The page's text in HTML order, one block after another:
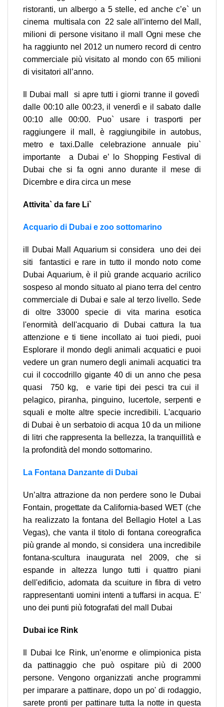
ristoranti, un albergo a 5 stelle, ed anche c’e` un
cinema multisala con 22 sale all’interno del Mall,
milioni di persone visitano il mall Ogni mese che
ha raggiunto nel 2012 un numero record di centro
commerciale più visitato al mondo con 65 milioni
di visitatori all’anno.
Il Dubai mall si apre tutti i giorni tranne il govedì
dalle 00:10 alle 00:23, il venerdì e il sabato dalle
00:10 alle 00:00. Puo` usare i trasporti per
raggiungere il mall, è raggiungibile in autobus,
metro e taxi.Dalle celebrazione annuale piu`
importante a Dubai e’ lo Shopping Festival di
Dubai che si fa ogni anno durante il mese di
Dicembre e dira circa un mese
Attivita` da fare Li`
Acquario di Dubai e zoo sottomarino
iIl Dubai Mall Aquarium si considera uno dei dei
siti fantastici e rare in tutto il mondo noto come
Dubai Aquarium, è il più grande acquario acrilico
sospeso al mondo situato al piano terra del centro
commerciale di Dubai e sale al terzo livello. Sede
di oltre 33000 specie di vita marina esotica
l'enormità dell'acquario di Dubai cattura la tua
attenzione e ti tiene incollato ai tuoi piedi, puoi
Esplorare il mondo degli animali acquatici e puoi
vedere un gran numero degli animali acquatici tra
cui il coccodrillo gigante 40 di un anno che pesa
quasi 750 kg, e varie tipi dei pesci tra cui il
pelagico, piranha, pinguino, lucertole, serpenti e
squali e molte altre specie incredibili. L'acquario
di Dubai è un serbatoio di acqua 10 da un milione
di litri che rappresenta la bellezza, la tranquillità e
la profondità del mondo sottomarino.
La Fontana Danzante di Dubai
Un’altra attrazione da non perdere sono le Dubai
Fontain, progettate da California-based WET (che
ha realizzato la fontana del Bellagio Hotel a Las
Vegas), che vanta il titolo di fontana coreografica
più grande al mondo, si considera una incredibile
fontana-scultura inaugurata nel 2009, che si
espande in altezza lungo tutti i quattro piani
dell'edificio, adomata da scuiture in fibra di vetro
rappresentanti uomini intenti a tuffarsi in acqua. E'
uno dei punti più fotografati del mall Dubai
Dubai ice Rink
Il Dubai Ice Rink, un’enorme e olimpionica pista
da pattinaggio che può ospitare più di 2000
persone. Vengono organizzati anche programmi
per imparare a pattinare, dopo un po' di rodaggio,
sarete pronti per pattinare tutta la notte in questa